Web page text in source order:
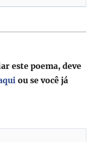
este poema, deve
ou se você já